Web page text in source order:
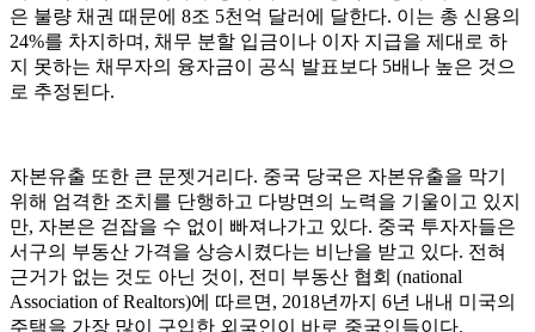
은 불량 채권 때문에 8조 5천억 달러에 달한다. 이는 총 신용의
24%를 차지하며, 채무 분할 입금이나 이자 지급을 제대로 하
지 못하는 채무자의 융자금이 공식 발표보다 5배나 높은 것으
로 추정된다.
자본유출 또한 큰 문젯거리다. 중국 당국은 자본유출을 막기
위해 엄격한 조치를 단행하고 다방면의 노력을 기울이고 있지
만, 자본은 걷잡을 수 없이 빠져나가고 있다. 중국 투자자들은
서구의 부동산 가격을 상승시켰다는 비난을 받고 있다. 전혀
근거가 없는 것도 아닌 것이, 전미 부동산 협회 (national
Association of Realtors)에 따르면, 2018년까지 6년 내내 미국의
주택을 가장 많이 구입한 외국인이 바로 중국인들이다.